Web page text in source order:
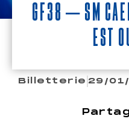
GF38 – SM
est
Billetterie 29/